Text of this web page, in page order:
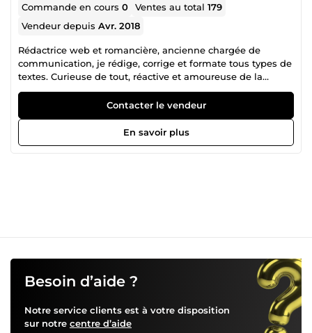
Commande en cours0 Ventes au total179
Vendeur depuisAvr. 2018
Rédactrice web et romancière, ancienne chargée de
communication, je rédige, corrige et formate tous types de
textes. Curieuse de tout, réactive et amoureuse de la
langue française, je mets mon expertise et mon
enthousiasme à votre service.Contacter le vendeur
En savoir plus
Besoin d’aide ?
Notre service clients est à votre disposition
sur notre centre d’aide